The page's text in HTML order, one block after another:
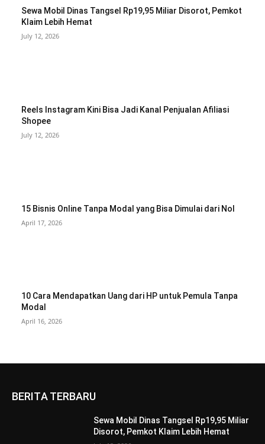
Sewa Mobil Dinas Tangsel Rp19,95 Miliar Disorot, Pemkot
Klaim Lebih Hemat
July 12, 2026
Reels Instagram Kini Bisa Jadi Kanal Penjualan Afiliasi
Shopee
July 12, 2026
15 Bisnis Online Tanpa Modal yang Bisa Dimulai dari Nol
April 17, 2026
10 Cara Mendapatkan Uang dari HP untuk Pemula Tanpa
Modal
April 16, 2026
BERITA TERBARU
Sewa Mobil Dinas Tangsel Rp19,95 Miliar
Disorot, Pemkot Klaim Lebih Hemat